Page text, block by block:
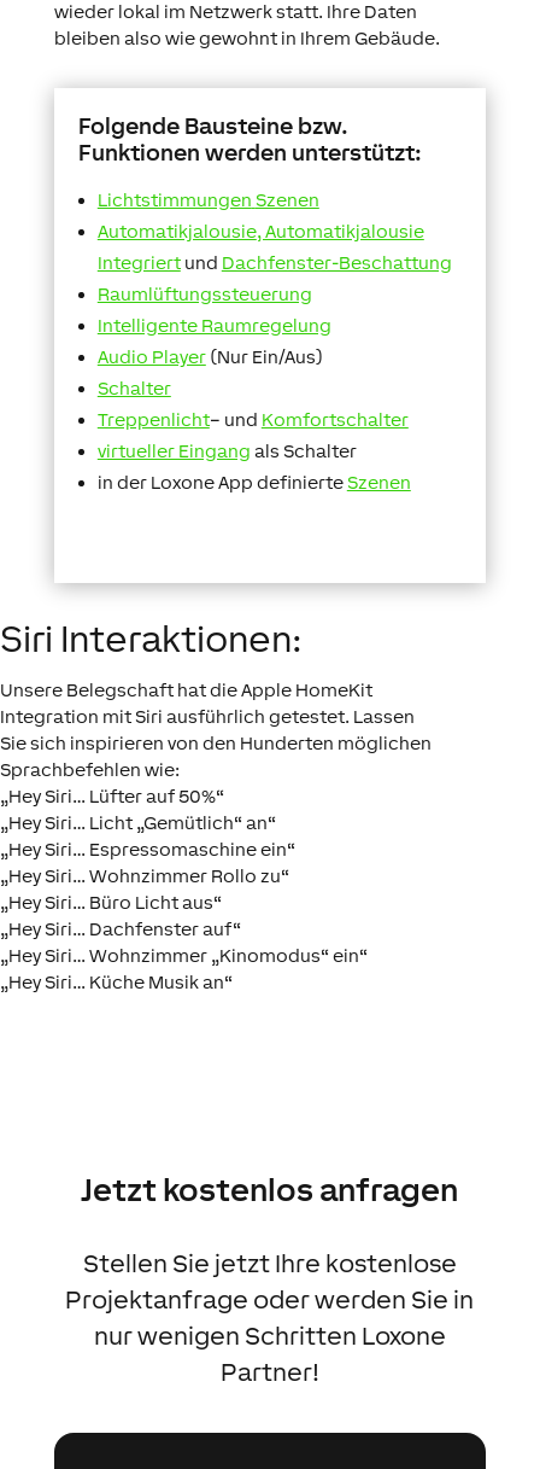
wieder lokal im Netzwerk statt. Ihre Daten
bleiben also wie gewohnt in Ihrem Gebäude.
Folgende Bausteine bzw.
Funktionen werden unterstützt:
Lichtstimmungen Szenen
Automatikjalousie, Automatikjalousie
Integriertund Dachfenster-Beschattung
Raumlüftungssteuerung
Intelligente Raumregelung
Audio Player(Nur Ein/Aus)
Schalter
Treppenlicht– und Komfortschalter
virtueller Eingang als Schalter
in der Loxone App definierteSzenen
Siri Interaktionen:
Unsere Belegschaft hat die Apple HomeKit
Integration mit Siri ausführlich getestet. Lassen
Sie sich inspirieren von den Hunderten möglichen
Sprachbefehlen wie:
„Hey Siri… Lüfter auf 50%“
„Hey Siri… Licht „Gemütlich“ an“
„Hey Siri… Espressomaschine ein“
„Hey Siri… Wohnzimmer Rollo zu“
„Hey Siri… Büro Licht aus“
„Hey Siri… Dachfenster auf“
„Hey Siri… Wohnzimmer „Kinomodus“ ein“
„Hey Siri… Küche Musik an“
Jetzt kostenlos anfragen
Stellen Sie jetzt Ihre kostenlose
Projektanfrage oder werden Sie in
nur wenigen Schritten Loxone
Partner!